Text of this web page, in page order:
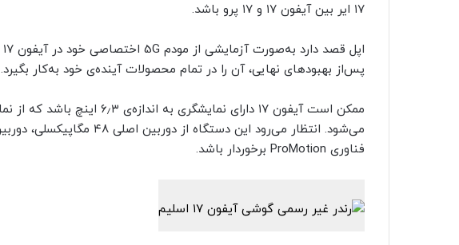
۱۷ ایر بین آیفون ۱۷ و ۱۷ پرو باشد.
پس‌از بهبودهای نهایی، آن را در تمام محصولات آینده‌ی خود به‌کار بگیرد.
فناوری ProMotion برخوردار باشد.